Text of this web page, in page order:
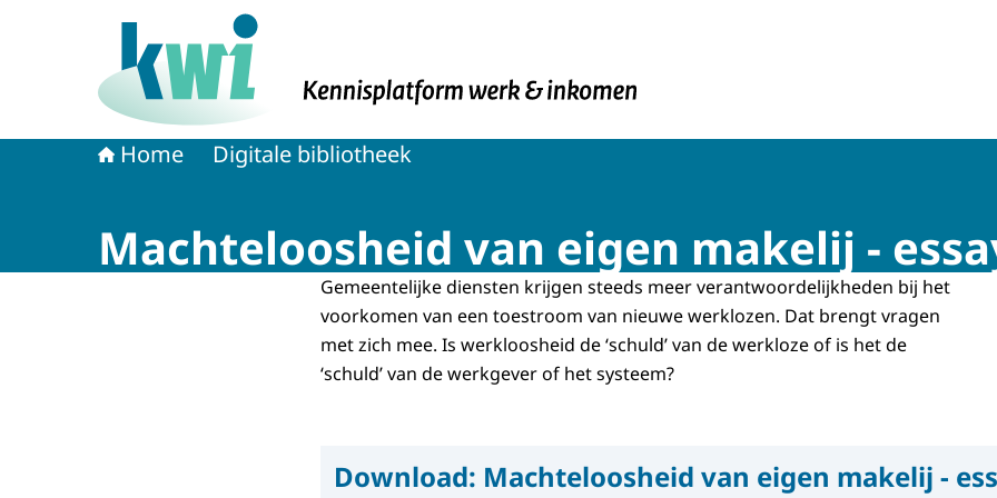
Naar de homepage van Kennisplatform Werk en Inkomen
Home Digitale bibliotheek
Machteloosheid van eigen makelij -
Gemeentelijke diensten krijgen steeds meer verantwoordelijkheden bij het
voorkomen van een toestroom van nieuwe werklozen. Dat brengt vragen
met zich mee. Is werkloosheid de ‘schuld’ van de werkloze of is het de
‘schuld’ van de werkgever of het systeem?
Download: Machteloosheid van eigen makelij -